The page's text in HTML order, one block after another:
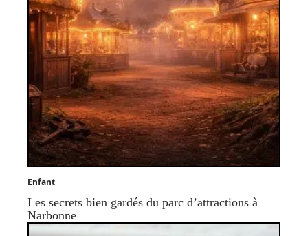
Enfant
Les secrets bien gardés du parc d’attractions à
Narbonne